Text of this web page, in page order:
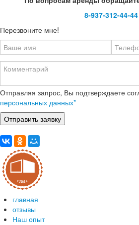
8-937-312-44-44
Перезвоните мне!
Отправляя запрос, Вы подтверждаете
персональных данных*
главная
отзывы
Наш опыт